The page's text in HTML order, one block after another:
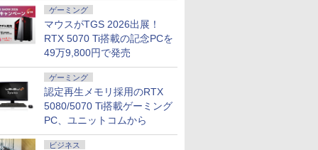
ゲーミング
マウスがTGS 2026出展！
RTX 5070 Ti搭載の記念PCを
49万9,800円で発売
ゲーミング
認定再生メモリ採用のRTX
5080/5070 Ti搭載ゲーミング
PC、ユニットコムから
ビジネス
沢 スピーカー内
ディスプレイ
モニター PCモニ
ハイビジョン 21
晶モニター アイ
ヤマ DT-JF *
15.6インチ タッチパネル
自立スタンド モバイルモ
ニター スタンド ゲーミン
グモニター 1080PフルHD
高画質 デュアルモニター
サブモニター ポータブル
モニター 選べる9パータ
ン
￥14,580
100%sRGB 軽量 薄型 マ
グネット保護カバー付き
PC/Mac/S-witch/XBox 在
本 博文 ]
￥23,760
ィーメンバーと世界に復
讐＆『ざまぁ！』しま